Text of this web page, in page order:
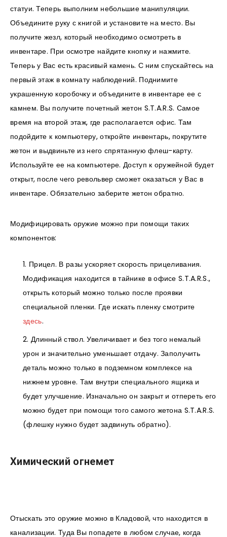
статуи. Теперь выполним небольшие манипуляции.
Объедините руку с книгой и установите на место. Вы
получите жезл, который необходимо осмотреть в
инвентаре. При осмотре найдите кнопку и нажмите.
Теперь у Вас есть красивый камень. С ним спускайтесь на
первый этаж в комнату наблюдений. Поднимите
украшенную коробочку и объедините в инвентаре ее с
камнем. Вы получите почетный жетон S.T.A.R.S. Самое
время на второй этаж, где располагается офис. Там
подойдите к компьютеру, откройте инвентарь, покрутите
жетон и выдвиньте из него спрятанную флеш-карту.
Используйте ее на компьютере. Доступ к оружейной будет
открыт, после чего револьвер сможет оказаться у Вас в
инвентаре. Обязательно заберите жетон обратно.
Модифицировать оружие можно при помощи таких
компонентов:
Прицел. В разы ускоряет скорость прицеливания.
Модификация находится в тайнике в офисе S.T.A.R.S.,
открыть который можно только после проявки
специальной пленки. Где искать пленку смотрите
здесь.
Длинный ствол. Увеличивает и без того немалый
урон и значительно уменьшает отдачу. Заполучить
деталь можно только в подземном комплексе на
нижнем уровне. Там внутри специального ящика и
будет улучшение. Изначально он закрыт и отпереть его
можно будет при помощи того самого жетона S.T.A.R.S.
(флешку нужно будет задвинуть обратно).
Химический огнемет
Отыскать это оружие можно в Кладовой, что находится в
канализации. Туда Вы попадете в любом случае, когда